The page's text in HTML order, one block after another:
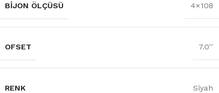
BIJON ÖLÇÜSÜ 4×108
OFSET 7.0''
RENK Siyah